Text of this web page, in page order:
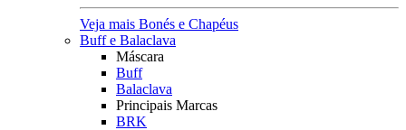
Veja mais Bonés e Chapéus
Buff e Balaclava
Máscara
Buff
Balaclava
Principais Marcas
BRK